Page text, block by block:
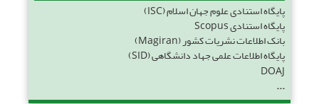
پایگاه استنادی علوم جهان اسلام (ISC)
پایگاه استنادی Scopus
بانک اطلاعات نشریات کشور (Magiran)
پایگاه اطلاعات علمی جهاد دانشگاهی (SID)
DOAJ
...